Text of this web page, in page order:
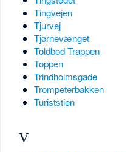
Tingvejen
Tjurvej
Tjørnevænget
Toldbod Trappen
Toppen
Trindholmsgade
Trompeterbakken
Turiststien
V